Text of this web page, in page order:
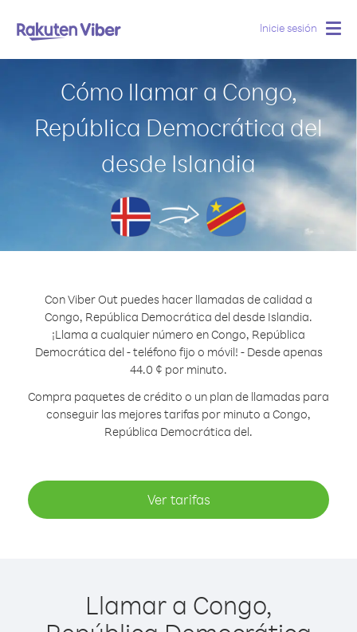
Inicie sesión
Cómo llamar a Congo,
República Democrática del
desde Islandia
Con Viber Out puedes hacer llamadas de calidad a
Congo, República Democrática del desde Islandia.
¡Llama a cualquier número en Congo, República
Democrática del - teléfono fijo o móvil! - Desde apenas
44.0 ¢ por minuto.
Compra paquetes de crédito o un plan de llamadas para
conseguir las mejores tarifas por minuto a Congo,
República Democrática del.
Ver tarifas
Llamar a Congo,